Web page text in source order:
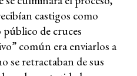
castigos como
de cruces
común era enviarlos a
se retractaban de sus